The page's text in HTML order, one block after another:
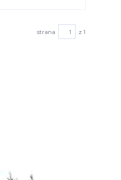
strana z 1